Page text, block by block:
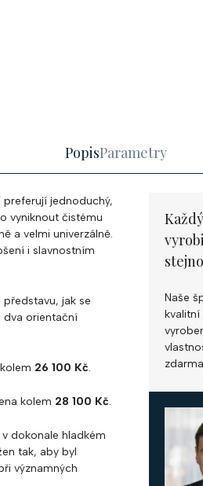
PopisParametry
jednoduchý,
vyniknout čistému
a velmi univerzálně.
i slavnostním
jak se
dva orientační
26 100 Kč.
kolem 28 100 Kč.
dokonale hladkém
tak, aby byl
významných
Naše
kvalitní